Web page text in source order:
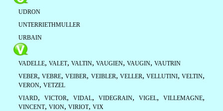
UDRON
UNTERRIETHMULLER
URBAIN
VADELLE, VALET, VALTIN, VAUGIEN, VAUGIN, VAUTRIN
VEBER,VEBRE,VEIBER, VEIBLER, VELLER, VELLUTINI,VELTIN,
VERON, VETZEL
VIARD, VICTOR, VIDAL,VIDEGRAIN,VIGEL,VILLEMAGNE,
VINCENT, VION, VIRIOT, VIX